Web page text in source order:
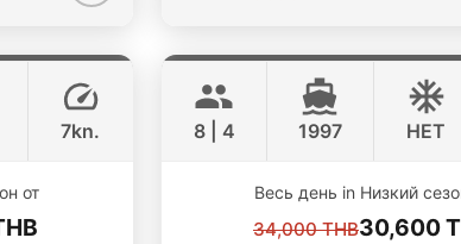
7kn.
от
CUSTOM BUILD 44FT
8 | 4 1997 НЕТ
Весь день in Низкий
34,000 THB30,600